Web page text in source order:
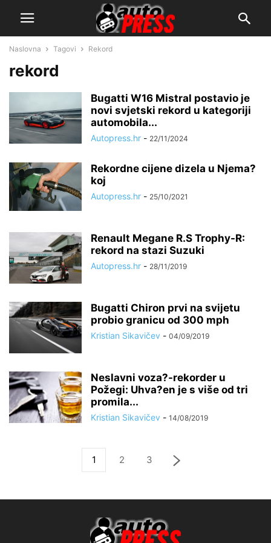
Naslovna Tagovi Rekord
rekord
Bugatti W16 Mistral postavio je
novi svjetski rekord u kategoriji
automobila...
Autopress.hr - 22/11/2024
Rekordne cijene dizela u Njema?
koj
Autopress.hr - 25/10/2021
Renault Megane R.S Trophy-R:
rekord na stazi Suzuki
Autopress.hr - 28/11/2019
Bugatti Chiron prvi na svijetu
probio granicu od 300 mph
Kristian Sikavičev - 04/09/2019
Neslavni voza?-rekorder u
Požegi: Uhva?en je s više od tri
promila...
Kristian Sikavičev - 14/08/2019
1 2 3